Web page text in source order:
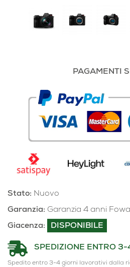
PAGAMENTI
Stato: Nuovo
Garanzia: Garanzia 4 anni
Giacenza:
DISPONIBILE
SPEDIZIONE ENTRO 3-
Spedito entro 3-4 giorni lavorativi dalla